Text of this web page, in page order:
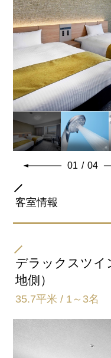
特徴
※ベビーベッド設置可
26.3平米広々のお部
時も快適にお泊り頂け
マッサージチェアー設
共通客室設備・アメニ
01 / 04
客室情報
スタンダードツイン（
※高層階 確約予約は
デラックスツイ
地側）
35.7平米 / 1～3名